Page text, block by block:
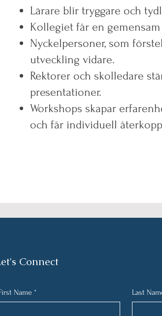
Lärare blir tryggare och
Kollegiet får en
Nyckelpersoner, som
utveckling vidare.
Rektorer och skolledare
presentationer.
Workshops skapar
och får individuell
Connect
Name * Last